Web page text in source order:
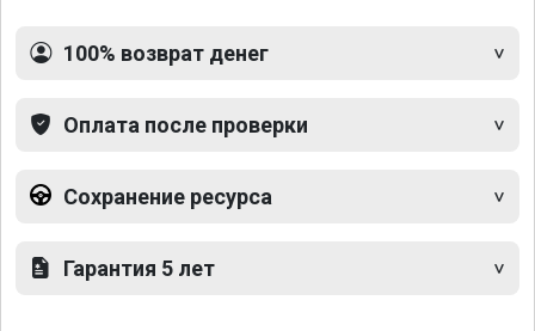
100% возврат денег
Оплата после проверки
Сохранение ресурса
Гарантия 5 лет